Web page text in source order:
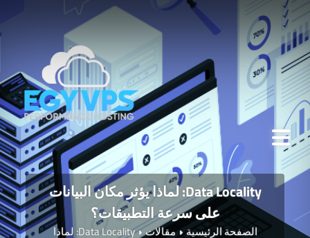
Data Locality: لماذا يؤثر مكان البيانات
على سرعة التطبيقات؟
الصفحة الرئيسية مقالات
Data Locality: لماذا